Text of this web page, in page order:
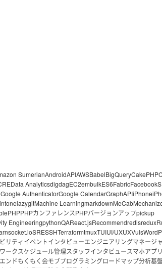
SumerianAndroidAPIAWSBabelBigQueryCakePHP
Data AnalyticsdigdagEC2embulkES6Fabric
Google AuthenticatorGoogle CalendarGraphAPIiPhone
lazygitMachine LearningmarkdownMeCab
PHPPHPカンファレンスPHPバージョンアップpickup
EngineeringpythonQAReact.jsRecommendredisredux
socket.ioSRESSHTerraformtmuxTUIUI/UXUXVuls
リティ イベントインタビューエンジニアリングマネージ
ークスケジュール管理スタッフインタビュースマホアプリ
ンドもくもく会モブプログラミングロードマップ分析基